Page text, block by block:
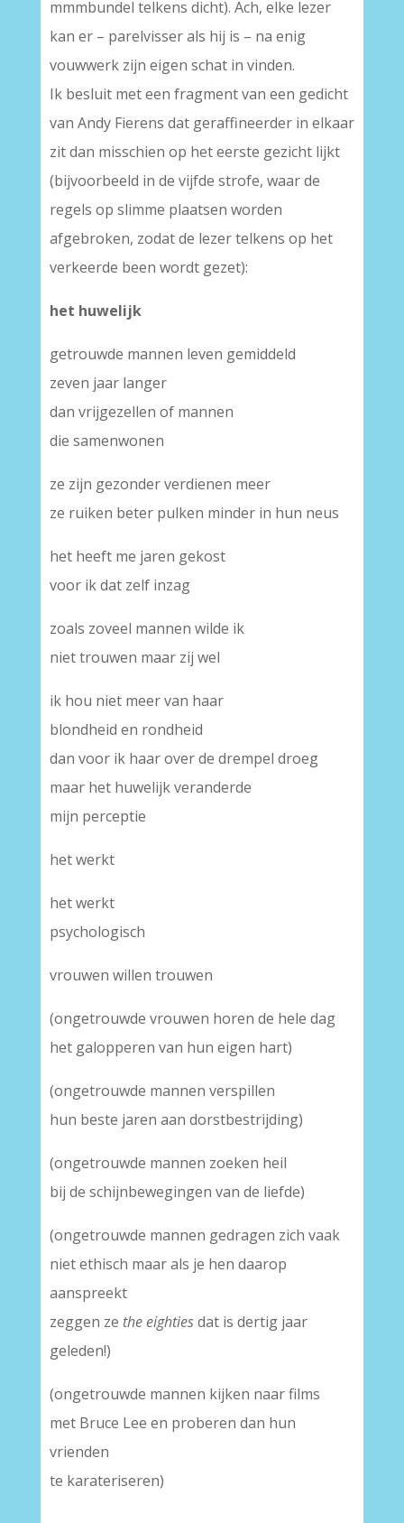
mmmbundel telkens dicht). Ach, elke lezer
kan er – parelvisser als hij is – na enig
vouwwerk zijn eigen schat in vinden.
Ik besluit met een fragment van een gedicht
van Andy Fierens dat geraffineerder in elkaar
zit dan misschien op het eerste gezicht lijkt
(bijvoorbeeld in de vijfde strofe, waar de
regels op slimme plaatsen worden
afgebroken, zodat de lezer telkens op het
verkeerde been wordt gezet):
het huwelijk
getrouwde mannen leven gemiddeld
zeven jaar langer
dan vrijgezellen of mannen
die samenwonen
ze zijn gezonder verdienen meer
ze ruiken beter pulken minder in hun neus
het heeft me jaren gekost
voor ik dat zelf inzag
zoals zoveel mannen wilde ik
niet trouwen maar zij wel
ik hou niet meer van haar
blondheid en rondheid
dan voor ik haar over de drempel droeg
maar het huwelijk veranderde
mijn perceptie
het werkt
het werkt
psychologisch
vrouwen willen trouwen
(ongetrouwde vrouwen horen de hele dag
het galopperen van hun eigen hart)
(ongetrouwde mannen verspillen
hun beste jaren aan dorstbestrijding)
(ongetrouwde mannen zoeken heil
bij de schijnbewegingen van de liefde)
(ongetrouwde mannen gedragen zich vaak
niet ethisch maar als je hen daarop
aanspreekt
zeggen ze the eightiesdat is dertig jaar
geleden!)
(ongetrouwde mannen kijken naar films
met Bruce Lee en proberen dan hun
vrienden
te karateriseren)